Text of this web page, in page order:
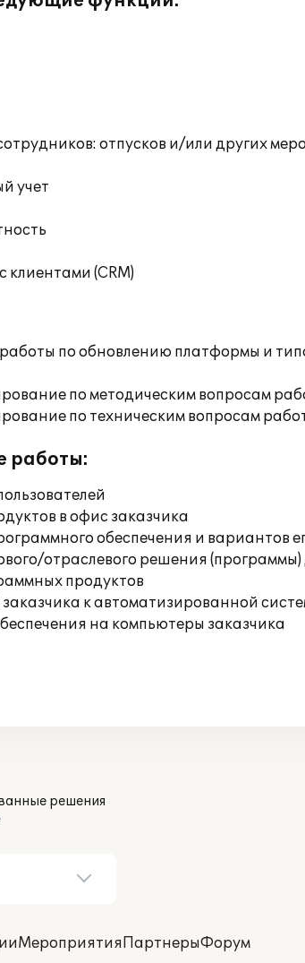
отпусков и/или других
учет
(CRM)
по обновлению платформы и
по методическим вопросам
по техническим вопросам
работы:
в офис заказчика
обеспечения и вариантов
отраслевого решения (программы)
продуктов
к автоматизированной
на компьютеры заказчика
решения
МероприятияПартнерыФорум